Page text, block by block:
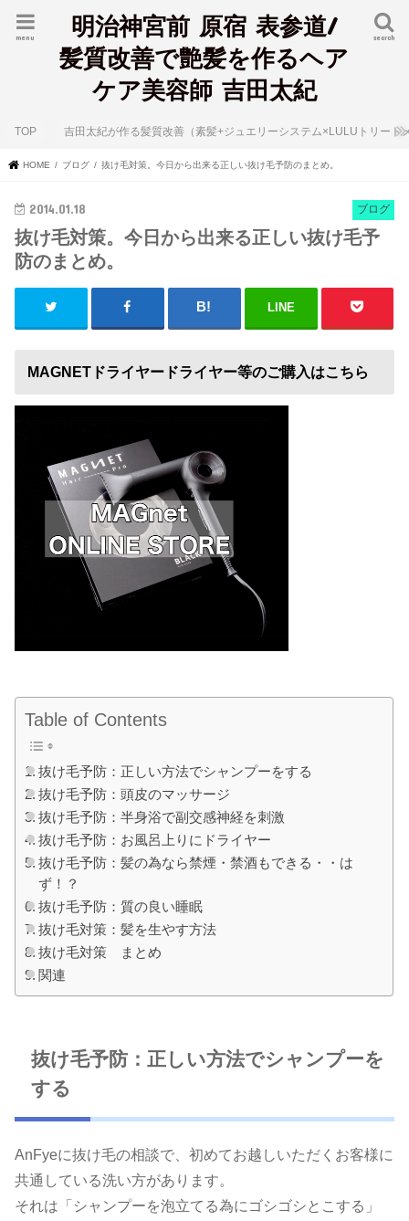
明治神宮前 原宿 表参道/
髪質改善で艶髪を作るヘア
ケア美容師 吉田太紀
search
menu
TOP 吉田太紀が作る髪質改善（素髪+ジュエリーシステム×LULUトリート
HOME ブログ 抜け毛対策。今日から出来る正しい抜け毛予防のまとめ。
ブログ
2014.01.18
抜け毛対策。今日から出来る正しい抜け毛予
防のまとめ。
LINE
MAGNETドライヤードライヤー等のご購入はこちら
Table of Contents
抜け毛予防：正しい方法でシャンプーをする
抜け毛予防：頭皮のマッサージ
抜け毛予防：半身浴で副交感神経を刺激
抜け毛予防：お風呂上りにドライヤー
抜け毛予防：髪の為なら禁煙・禁酒もできる・・は
ず！？
抜け毛予防：質の良い睡眠
抜け毛対策：髪を生やす方法
抜け毛対策 まとめ
関連
抜け毛予防：正しい方法でシャンプーを
する
AnFyeに抜け毛の相談で、初めてお越しいただくお客様に
共通している洗い方があります。
それは「シャンプーを泡立てる為にゴシゴシとこする」